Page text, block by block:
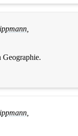
Geographie.